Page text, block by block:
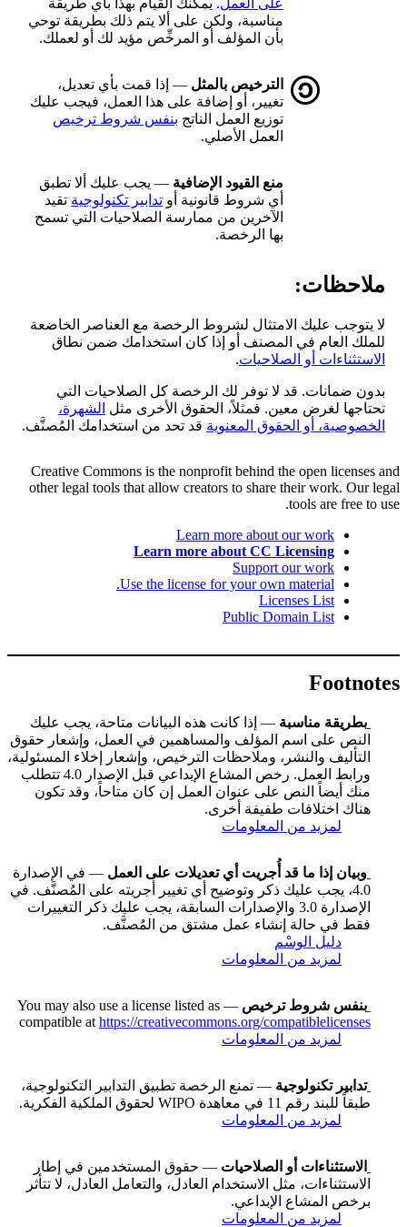
على العمل. يمكنك القيام بهذا بأي طريقة
مناسبة، ولكن على ألا يتم ذلك بطريقة توحي
بأن المؤلف أو المرخِّص مؤيد لك أو لعملك.
الترخيص بالمثل — إذا قمت بأي تعديل،
تغيير، أو إضافة على هذا العمل، فيجب عليك
توزيع العمل الناتج بنفس شروط ترخيص
العمل الأصلي.
منع القيود الإضافية — يجب عليك ألا تطبق
أي شروط قانونية أو تدابير تكنولوجية تقيد
الآخرين من ممارسة الصلاحيات التي تسمح
بها الرخصة.
ملاحظات:
لا يتوجب عليك الامتثال لشروط الرخصة مع العناصر الخاضعة
للملك العام في المصنف أو إذا كان استخدامك ضمن نطاق
الاستثناءات أو الصلاحيات.
بدون ضمانات. قد لا توفر لك الرخصة كل الصلاحيات التي
تحتاجها لغرض معين. فمثلاً، الحقوق الأخرى مثل الشهرة،
الخصوصية، أو الحقوق المعنوية قد تحد من استخدامك المُصنَّف.
Creative Commons is the nonprofit behind the open licenses and
other legal tools that allow creators to share their work. Our legal
tools are free to use.
Learn more about our work
Learn more about CC Licensing
Support our work
Use the license for your own material.
Licenses List
Public Domain List
Footnotes
بطريقة مناسبة — إذا كانت هذه البيانات متاحة، يجب عليك
النص على اسم المؤلف والمساهمين في العمل، وإشعار حقوق
التأليف والنشر، وملاحظات الترخيص، وإشعار إخلاء المسئولية،
ورابط العمل. رخص المشاع الإبداعي قبل الإصدار 4.0 تتطلب
منك أيضاً النص على عنوان العمل إن كان متاحاً، وقد تكون
هناك اختلافات طفيفة أخرى.
لمزيد من المعلومات
وبيان إذا ما قد أُجريت أي تعديلات على العمل — في الإصدارة
4.0، يجب عليك ذكر وتوضيح أي تغيير أجريته على المُصنَّف. في
الإصدارة 3.0 والإصدارات السابقة، يجب عليك ذكر التغييرات
فقط في حالة إنشاء عمل مشتق من المُصنَّف.
دليل الوسْم
لمزيد من المعلومات
بنفس شروط ترخيص
— You may also use a license listed as
compatible at https://creativecommons.org/compatiblelicenses
لمزيد من المعلومات
تدابير تكنولوجية — تمنع الرخصة تطبيق التدابير التكنولوجية،
طبقاً للبند رقم 11 في معاهدة WIPO لحقوق الملكية الفكرية.
لمزيد من المعلومات
الاستثناءات أو الصلاحيات — حقوق المستخدمين في إطار
الاستثناءات، مثل الاستخدام العادل، والتعامل العادل، لا تتأثر
برخص المشاع الإبداعي.
لمزيد من المعلومات